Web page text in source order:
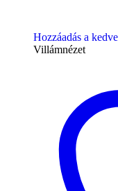
Hozzáadás a
Villámnézet